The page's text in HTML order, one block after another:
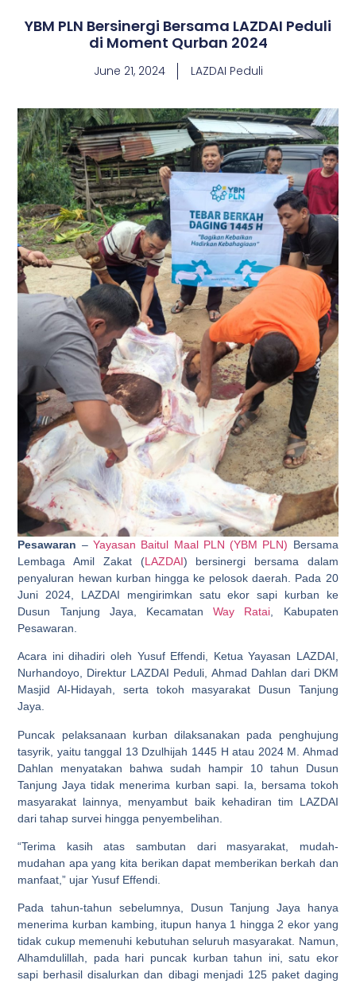
YBM PLN Bersinergi Bersama LAZDAI Peduli
di Moment Qurban 2024
June 21, 2024 LAZDAI Peduli
Pesawaran – Yayasan Baitul Maal PLN (YBM PLN) Bersama
Lembaga Amil Zakat (LAZDAI) bersinergi bersama dalam
penyaluran hewan kurban hingga ke pelosok daerah. Pada 20
Juni 2024, LAZDAI mengirimkan satu ekor sapi kurban ke
Dusun Tanjung Jaya, KecamatanWay Ratai , Kabupaten
Pesawaran.
Acara ini dihadiri oleh Yusuf Effendi, Ketua Yayasan LAZDAI,
Nurhandoyo, Direktur LAZDAI Peduli, Ahmad Dahlan dari DKM
Masjid Al-Hidayah, serta tokoh masyarakat Dusun Tanjung
Jaya.
Puncak pelaksanaan kurban dilaksanakan pada penghujung
tasyrik, yaitu tanggal 13 Dzulhijah 1445 H atau 2024 M. Ahmad
Dahlan menyatakan bahwa sudah hampir 10 tahun Dusun
Tanjung Jaya tidak menerima kurban sapi. Ia, bersama tokoh
masyarakat lainnya, menyambut baik kehadiran tim LAZDAI
dari tahap survei hingga penyembelihan.
“Terima kasih atas sambutan dari masyarakat, mudah-
mudahan apa yang kita berikan dapat memberikan berkah dan
manfaat,” ujar Yusuf Effendi.
Pada tahun-tahun sebelumnya, Dusun Tanjung Jaya hanya
menerima kurban kambing, itupun hanya 1 hingga 2 ekor yang
tidak cukup memenuhi kebutuhan seluruh masyarakat. Namun,
Alhamdulillah, pada hari puncak kurban tahun ini, satu ekor
sapi berhasil disalurkan dan dibagi menjadi 125 paket daging